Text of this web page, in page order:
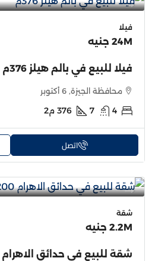
فيلا
24M جنيه
فيلا للبيع في بالم هيلز 376م
محافظة الجيزة, 6 أكتوبر
4
7
376 م2
اتصل
شقة
2.2M جنيه
شقة للبيع في حدائق الاهرام 200م